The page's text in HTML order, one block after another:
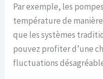
Par exemple, les
température de
que les systèmes
pouvez profiter d’une
fluctuations